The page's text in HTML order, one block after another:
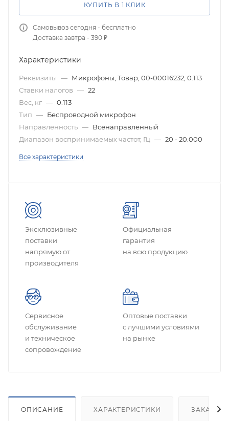
КУПИТЬ В 1 КЛИК
Самовывоз сегодня - бесплатно
Доставка завтра - 390 ₽
Характеристики
Реквизиты — Микрофоны, Товар, 00-00016232, 0.113
Ставки налогов — 22
Вес, кг — 0.113
Тип — Беспроводной микрофон
Направленность — Всенаправленный
Диапазон воспринимаемых частот, Гц — 20 - 20.000
Все характеристики
Эксклюзивные
поставки
напрямую от
производителя
Официальная
гарантия
на всю продукцию
Сервисное
обслуживание
и техническое
сопровождение
Оптовые поставки
с лучшими условиями
на рынке
ОПИСАНИЕ ХАРАКТЕРИСТИКИ